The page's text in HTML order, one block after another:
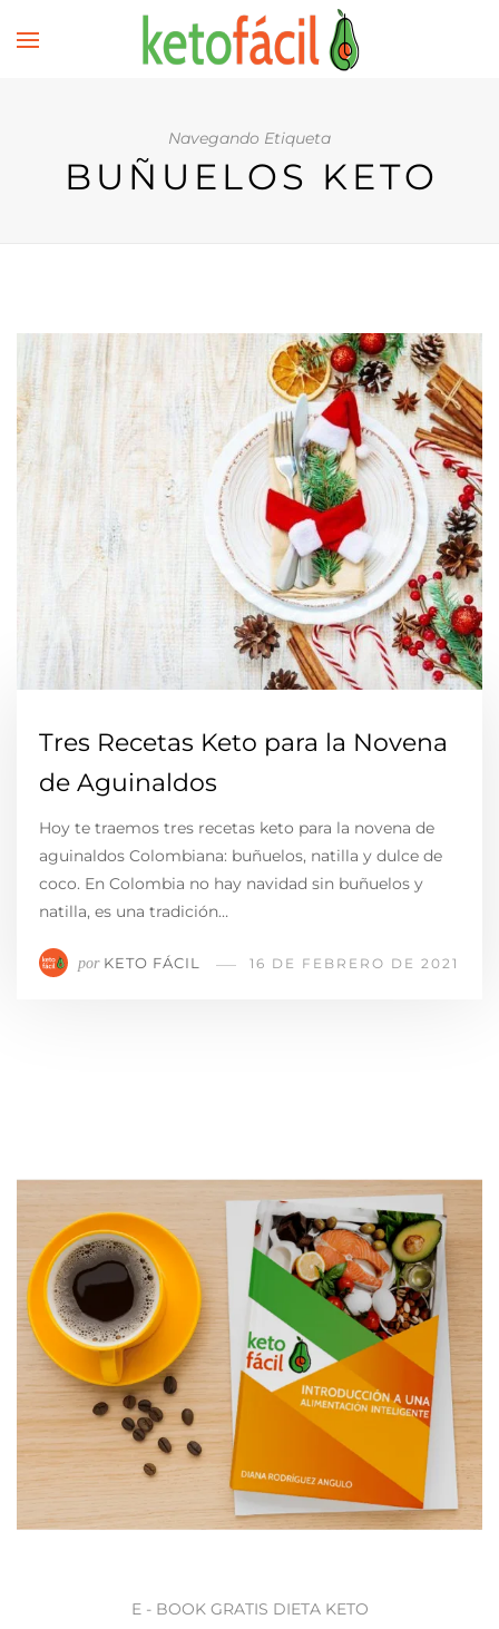
Navegando Etiqueta
BUÑUELOS KETO
Tres Recetas Keto para la Novena
de Aguinaldos
Hoy te traemos tres recetas keto para la novena de
aguinaldos Colombiana: buñuelos, natilla y dulce de
coco. En Colombia no hay navidad sin buñuelos y
natilla, es una tradición…
por KETO FÁCIL 16 DE FEBRERO DE 2021
E - BOOK GRATIS DIETA KETO